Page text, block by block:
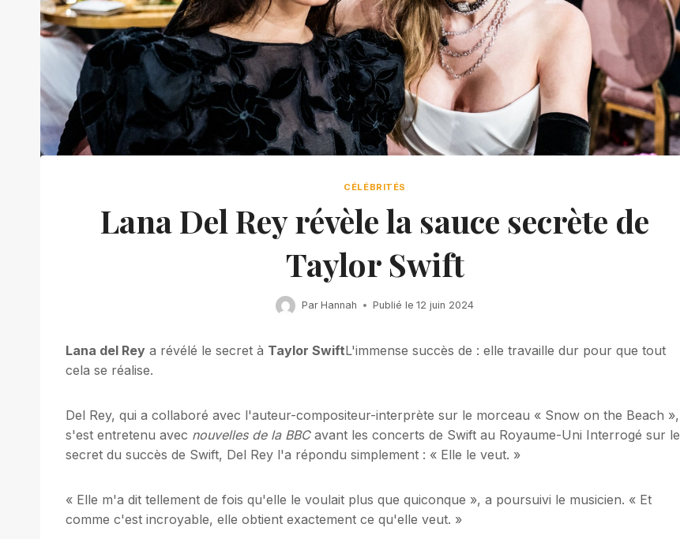
CÉLÉBRITÉS
Lana Del Rey révèle la sauce secrète de
Taylor Swift
Par Hannah Publié le 12 juin 2024
Lana del Rey a révélé le secret à Taylor SwiftL'immense succès de : elle travaille dur pour que tout
cela se réalise.
Del Rey, qui a collaboré avec l'auteur-compositeur-interprète sur le morceau « Snow on the Beach »,
s'est entretenu avec nouvelles de la BBCavant les concerts de Swift au Royaume-Uni Interrogé sur le
secret du succès de Swift, Del Rey l'a répondu simplement : « Elle le veut. »
« Elle m'a dit tellement de fois qu'elle le voulait plus que quiconque », a poursuivi le musicien. « Et
comme c'est incroyable, elle obtient exactement ce qu'elle veut. »